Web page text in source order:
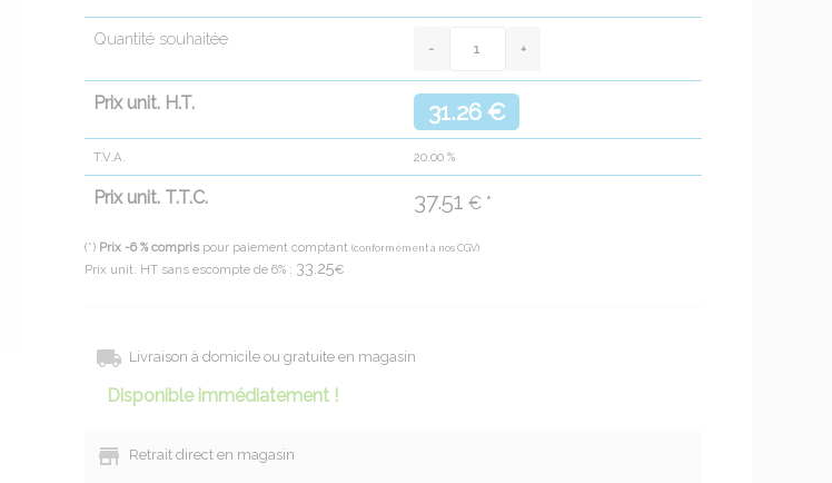
Quantité souhaitée
Prix unit. H.T. 31.26 €
T.V.A. 20.00 %
Prix unit. T.T.C. 37.51 € *
(*) Prix -6 % compris pour paiement comptant (conformément à nos CGV)
Prix unit. HT sans escompte de 6% : 33.25€
Livraison à domicile ou gratuite en magasin
Disponible immédiatement !
Retrait direct en magasin